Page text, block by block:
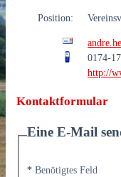
Position:
0174-
http://
Kontaktformular
Eine E-Mail
*Benötigtes Feld